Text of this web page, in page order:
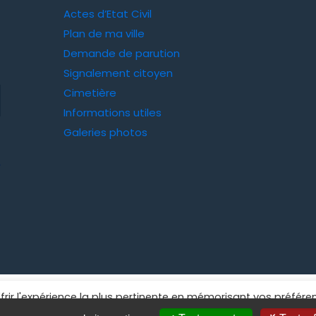
Actes d’Etat Civil
Plan de ma ville
Demande de parution
Signalement citoyen
Cimetière
Informations utiles
Galeries photos
l'expérience la plus pertinente en mémorisant vos
consentez à l'utilisation de TOUS les cookies. Toutefois,